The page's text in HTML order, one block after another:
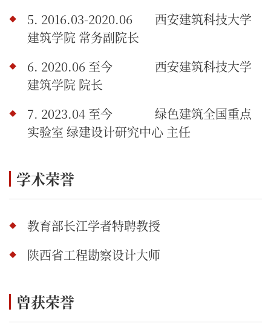
5. 2016.03-2020.06
西安建筑科技大学
建筑学院 常务副院长
6. 2020.06 至今
西安建筑科技大学
建筑学院 院长
7. 2023.04 至今
绿色建筑全国重点
实验室 绿建设计研究中心 主任
学术荣誉
教育部长江学者特聘教授
陕西省工程勘察设计大师
曾获荣誉